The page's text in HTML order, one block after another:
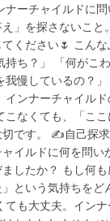
ナーチャイルドに
」を探さないこと
ください🌷 こん
持ち？」 「何がこ
我慢しているの？
インナーチャイル
こなくても、「こ
です。 ✍️自己探求
イルドに何を問い
したか？ もし何
という気持ちをど
も大丈夫。イン